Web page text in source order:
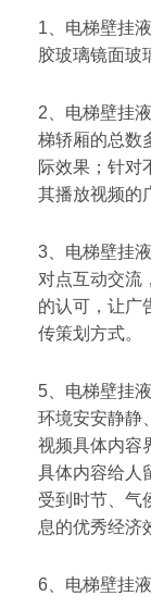
1、电梯壁挂
胶玻璃镜面玻
2、电梯壁挂
梯轿厢的总数
际效果；针对
其播放视频的
3、电梯壁挂
对点互动交流
的认可，让广
传策划方式。
5、电梯壁挂
环境安安静静
视频具体内容
具体内容给人
受到时节、气
息的优秀经济
6、电梯壁挂